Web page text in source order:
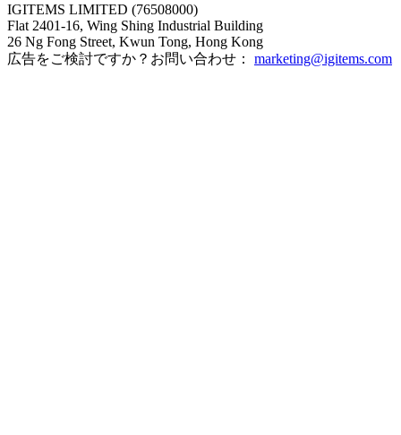
IGITEMS LIMITED (76508000)
Flat 2401-16, Wing Shing Industrial Building
26 Ng Fong Street, Kwun Tong, Hong Kong
広告をご検討ですか？お問い合わせ： marketing@igitems.com